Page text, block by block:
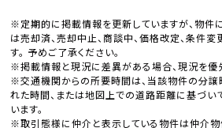
※定期的に掲載情報を更新していますが、物件
は売却済、売却中止、商談中、価格改定、条件
す。 予めご了承ください。
※掲載情報と現況に差異がある場合、現況を優
※交通機関からの所要時間は、当該物件の分譲
れた時間、または地図上での道路距離に基づい
います。
※取引態様に仲介と表示している物件は仲介物